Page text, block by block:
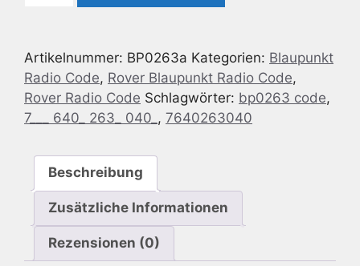
Blaupunkt
BP0263
Rover
CD
640
040
Artikelnummer: BP0263a Kategorien: Blaupunkt
Radio Code, Rover Blaupunkt Radio Code,
Rover Radio Code Schlagwörter: bp0263 code,
7___ 640_ 263_ 040_ , 7640263040
Beschreibung
Zusätzliche Informationen
Rezensionen (0)